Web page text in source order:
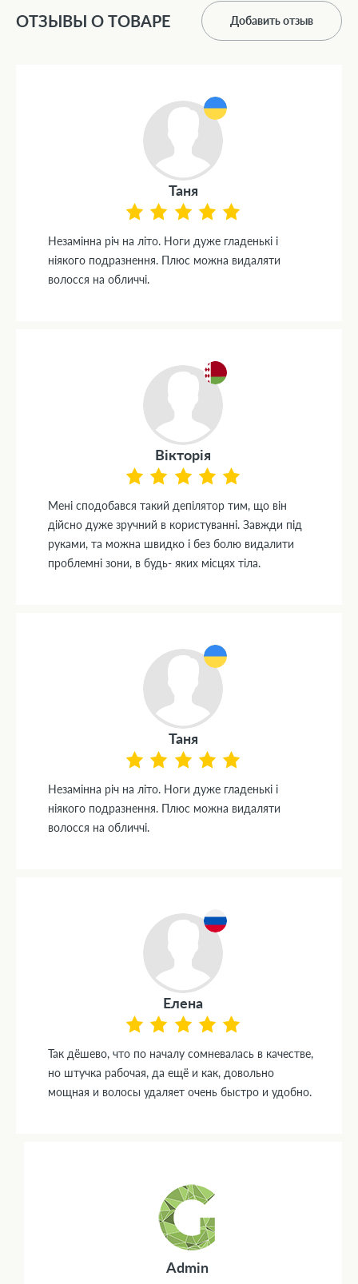
ОТЗЫВЫ О ТОВАРЕ Добавить отзыв
Таня
Незамінна річ на літо. Ноги дуже гладенькі і
ніякого подразнення. Плюс можна видаляти
волосся на обличчі.
Вiкторiя
Менi сподобався такий депiлятор тим, що вiн
дiйсно дуже зручний в користуваннi. Завжди пiд
руками, та можна швидко i без болю видалити
проблемнi зони, в будь- яких мiсцях тiла.
Таня
Незамінна річ на літо. Ноги дуже гладенькі і
ніякого подразнення. Плюс можна видаляти
волосся на обличчі.
Елена
Так дёшево, что по началу сомневалась в качестве,
но штучка рабочая, да ещё и как, довольно
мощная и волосы удаляет очень быстро и удобно.
Admin